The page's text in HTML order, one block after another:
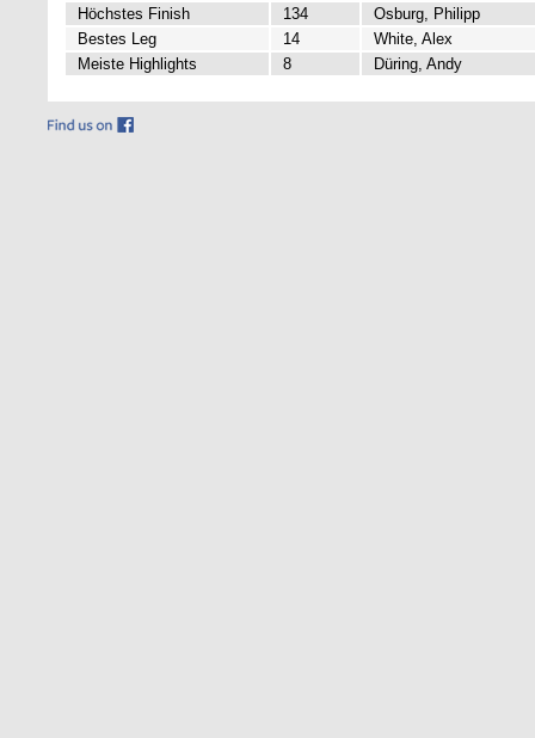
Höchstes Finish
134
Osburg, Philipp
Bestes Leg
14
White, Alex
Meiste Highlights
8 Düring, Andy